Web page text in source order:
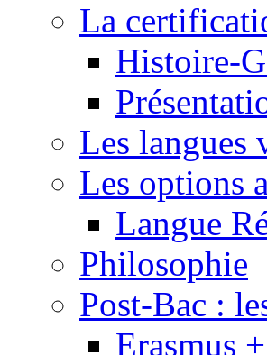
La
Histoire-
Les langues
Les options
Langue
Philosophie
Post-Bac :
Erasmus +